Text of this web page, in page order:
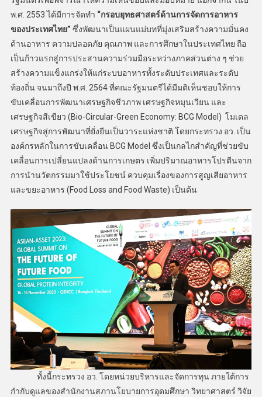
พ.ศ. 2553 ได้มีการจัดทำ “กรอบยุทธศาสตร์ด้านการจัดการอาหาร
ของประเทศไทย” ซึ่งพัฒนาเป็นแผนแม่บทที่มุ่งเสริมสร้างความมั่นคง
ด้านอาหาร ความปลอดภัย คุณภาพ และการศึกษาในประเทศไทย ถือ
เป็นก้าวแรกสู่การประสานความร่วมมือระหว่างภาคส่วนต่าง ๆ ช่วย
สร้างความแข็งแกร่งให้แก่ระบบอาหารทั้งระดับประเทศและระดับ
ท้องถิ่น จนมาถึงปี พ.ศ. 2564 ที่คณะรัฐมนตรีได้มีมติเห็นชอบให้การ
ขับเคลื่อนการพัฒนาเศรษฐกิจชีวภาพ เศรษฐกิจหมุนเวียน และ
เศรษฐกิจสีเขียว (Bio-Circular-Green Economy: BCG Model) โมเดล
เศรษฐกิจสู่การพัฒนาที่ยั่งยืนเป็นวาระแห่งชาติ โดยกระทรวง อว. เป็น
องค์กรหลักในการขับเคลื่อน BCG Model ซึ่งเป็นกลไกสำคัญที่ช่วยขับ
เคลื่อนการเปลี่ยนแปลงด้านการเกษตร เพิ่มปริมาณอาหารโปรตีนจาก
การนำนวัตกรรมมาใช้ประโยชน์ ควบคุมเรื่องของการสูญเสียอาหาร
และขยะอาหาร (Food Loss and Food Waste) เป็นต้น
ทั้งนี้กระทรวง อว. โดยหน่วยบริหารและจัดการทุน ภายใต้การ
กำกับดูแลของสำนักงานสภานโยบายการอุดมศึกษา วิทยาศาสตร์ วิจัย